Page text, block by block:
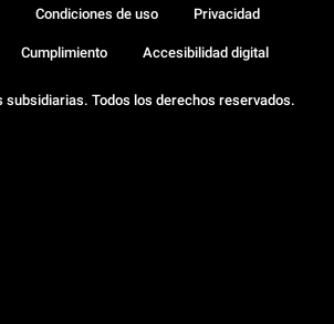
subsidiarias. Todos los derechos reservados.
Condiciones de uso Privacidad
Cumplimiento Accesibilidad digital